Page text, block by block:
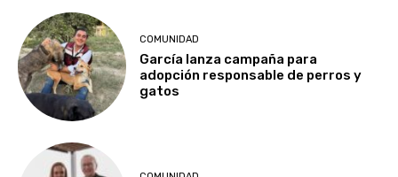
COMUNIDAD
García lanza campaña para
adopción responsable de perros y
gatos